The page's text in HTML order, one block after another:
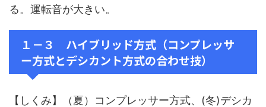
る。運転音が大きい。
１－３ ハイブリッド方式（コンプレッサ
ー方式とデシカント方式の合わせ技）
【しくみ】（夏）コンプレッサー方式、(冬)デシカ